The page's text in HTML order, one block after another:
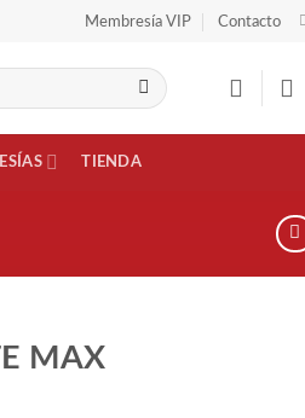
Membresía VIP Contacto
TIENDA
MAX